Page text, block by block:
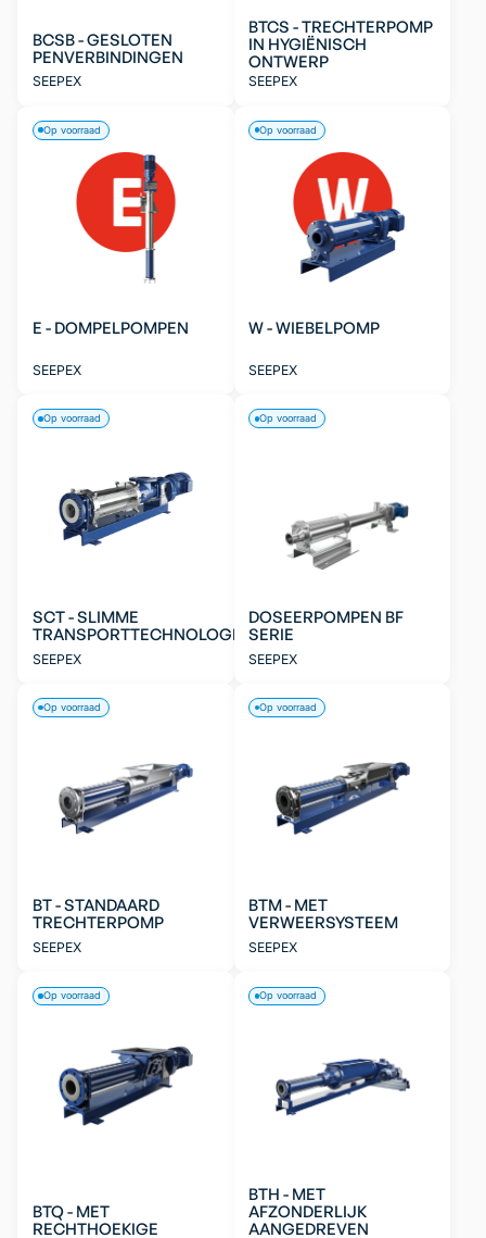
BCSB - GESLOTEN
PENVERBINDINGEN
SEEPEX
BTCS - TRECHTERPOMP
IN HYGIËNISCH
ONTWERP
SEEPEX
E - DOMPELPOMPEN
SEEPEX
Op voorraad
W - WIEBELPOMP
SEEPEX
Op voorraad
SCT - SLIMME
TRANSPORTTECHNOLOGIE
SEEPEX
Op voorraad
DOSEERPOMPEN BF
SERIE
SEEPEX
Op voorraad
BT - STANDAARD
TRECHTERPOMP
SEEPEX
Op voorraad
BTM - MET
VERWEERSYSTEEM
SEEPEX
Op voorraad
BTQ - MET
RECHTHOEKIGE
Op voorraad
BTH - MET
AFZONDERLIJK
AANGEDREVEN
Op voorraad